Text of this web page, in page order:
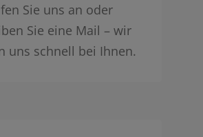
Sie uns an oder
Sie eine Mail – wir
uns schnell bei Ihnen.